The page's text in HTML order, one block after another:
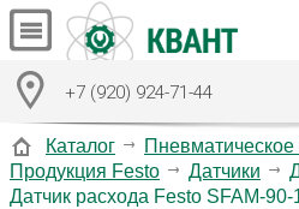
+7 (920) 924-71-44
Каталог
Продукция Festo
Датчики
Датчик расхода Festo SFAM-